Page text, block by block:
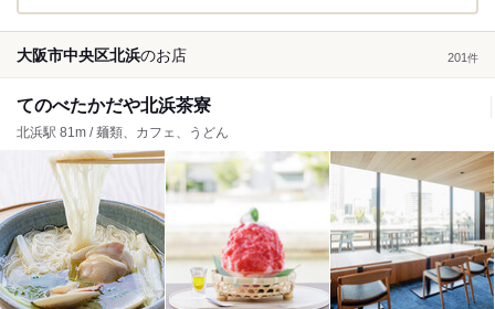
大阪市中央区北浜のお店 201 件
てのべたかだや北浜茶寮
北浜駅 81m / 麺類、カフェ、うどん